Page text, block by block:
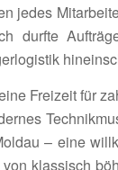
jedes
durfte
Frei­zeit für
– eine
klas­sisch